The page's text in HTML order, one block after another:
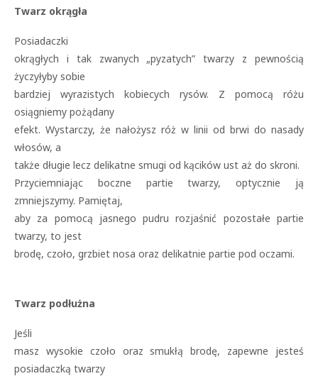
Twarz okrągła
Posiadaczki
okrągłych i tak zwanych „pyzatych” twarzy z pewnością
życzyłyby sobie
bardziej wyrazistych kobiecych rysów. Z pomocą różu
osiągniemy pożądany
efekt. Wystarczy, że nałożysz róż w linii od brwi do nasady
włosów, a
także długie lecz delikatne smugi od kącików ust aż do skroni.
Przyciemniając boczne partie twarzy, optycznie ją
zmniejszymy. Pamiętaj,
aby za pomocą jasnego pudru rozjaśnić pozostałe partie
twarzy, to jest
brodę, czoło, grzbiet nosa oraz delikatnie partie pod oczami.
Twarz podłużna
Jeśli
masz wysokie czoło oraz smukłą brodę, zapewne jesteś
posiadaczką twarzy